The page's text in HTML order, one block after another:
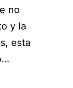
no
y la
esta